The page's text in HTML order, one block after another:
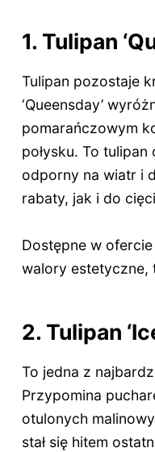
1. Tulipan
Tulipan pozostaje
‘Queensday’
pomarańczowym
połysku. To
odporny na wiatr i
rabaty, jak i do
Dostępne w ofercie
walory estetyczne,
2. Tulipan
To jedna z
Przypomina
otulonych
stał się hitem